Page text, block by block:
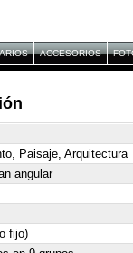
ACCESORIOS
Paisaje, Arquitectura
angular
fijo)